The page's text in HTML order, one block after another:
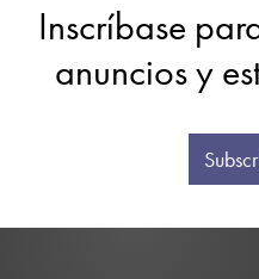
Inscríbase
anuncios y